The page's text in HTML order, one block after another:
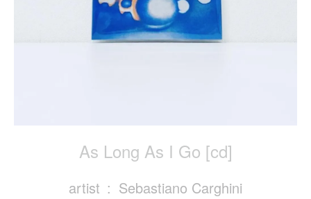
As Long As I Go [cd]
artist
Sebastiano Carghini